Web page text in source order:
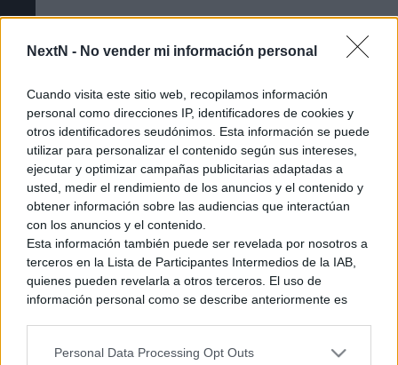
NextN - No vender mi información personal
Cuando visita este sitio web, recopilamos información
personal como direcciones IP, identificadores de cookies y
otros identificadores seudónimos. Esta información se puede
utilizar para personalizar el contenido según sus intereses,
ejecutar y optimizar campañas publicitarias adaptadas a
usted, medir el rendimiento de los anuncios y el contenido y
obtener información sobre las audiencias que interactúan
con los anuncios y el contenido.
Esta información también puede ser revelada por nosotros a
terceros en la Lista de Participantes Intermedios de la IAB,
quienes pueden revelarla a otros terceros. El uso de
información personal como se describe anteriormente es
generamos contenido relevante para nuestra audiencia.
Personal Data Processing Opt Outs
Cómo acceder a la beta cerrada de The
Duskbloods [Tutorial]